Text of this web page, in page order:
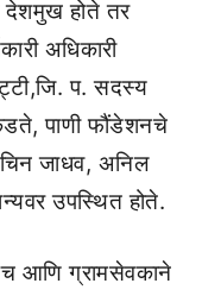
देशमुख होते तर
अधिकारी
प. सदस्य
कडते, पाणी फौंडेशनचे
जाधव, अनिल
उपस्थित होते.
आणि ग्रामसेवकाने